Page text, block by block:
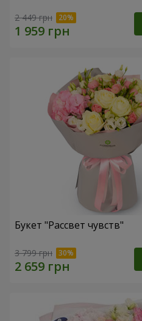
2 449 грн
Букет "Рассвет чувств"
3 799 грн